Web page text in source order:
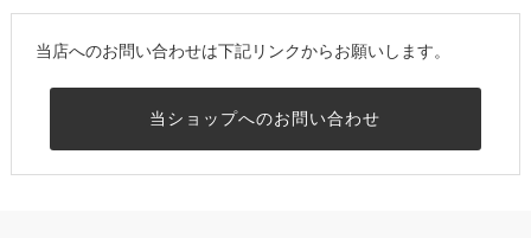
当店へのお問い合わせは下記リンクからお願いします。
当ショップへのお問い合わせ